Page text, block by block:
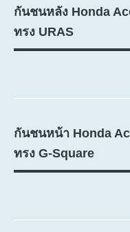
กันชนหลัง Honda
ทรง URAS
กันชนหน้า Honda
ทรง G-Square